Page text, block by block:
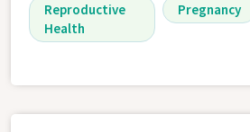
Reproductive
Health
Pregnancy